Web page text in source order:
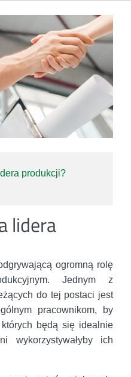
produkcji?
lidera
ogromną rolę
Jednym z
do tej postaci jest
pracownikom, by
będą się idealnie
wykorzystywałyby ich